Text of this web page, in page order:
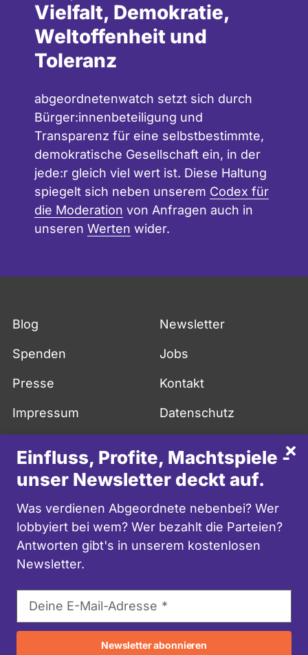
Einfluss, Profite, Machtspiele -
unser Newsletter deckt auf.
Was verdienen Abgeordnete nebenbei? Wer
lobbyiert bei wem? Wer bezahlt die Parteien?
Antworten gibt's in unserem kostenlosen
Newsletter.
E-
Mail-
Adresse
Deine E-Mail-Adresse
Vielfalt, Demokratie,
Weltoffenheit und
Toleranz
abgeordnetenwatch setzt sich durch
Bürger:innenbeteiligung und
Transparenz für eine selbstbestimmte,
demokratische Gesellschaft ein, in der
jede:r gleich viel wert ist. Diese Haltung
spiegelt sich neben unserem Codex für
die Moderation von Anfragen auch in
unseren Werten wider.
Blog Newsletter
Spenden Jobs
Presse Kontakt
Impressum Datenschutz
More in English